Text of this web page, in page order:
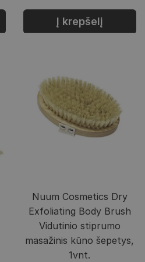
Į krepšelį
Nuum Cosmetics Dry
Exfoliating Body Brush
Vidutinio stiprumo
masažinis kūno šepetys,
1vnt.